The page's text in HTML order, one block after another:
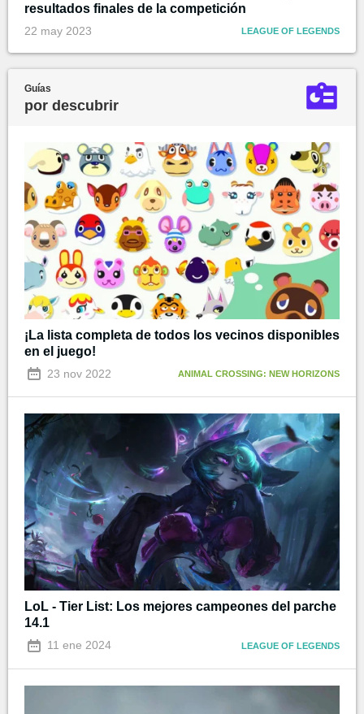
resultados finales de la competición
22 may 2023 LEAGUE OF LEGENDS
Guías
por descubrir
¡La lista completa de todos los vecinos disponibles
en el juego!
23 nov 2022 ANIMAL CROSSING: NEW HORIZONS
LoL - Tier List: Los mejores campeones del parche
14.1
11 ene 2024 LEAGUE OF LEGENDS